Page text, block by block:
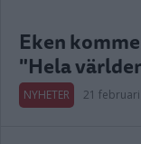
Eken
"Hela
NYHETER 21